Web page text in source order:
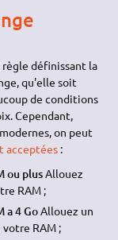
règle définissant la
qu'elle soit
de conditions
Cependant,
on peut
acceptées :
ou plus Allouez
RAM ;
a 4 GoAllouez un
RAM ;